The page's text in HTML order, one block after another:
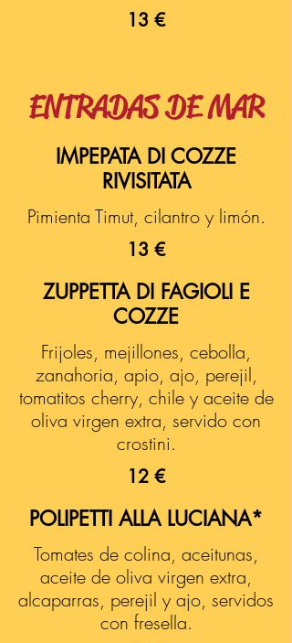
13 €
ENTRADAS DE MAR
IMPEPATA DI COZZE
RIVISITATA
Pimienta Timut, cilantro y limón.
13 €
ZUPPETTA DI FAGIOLI E
COZZE
Frijoles, mejillones, cebolla,
zanahoria, apio, ajo, perejil,
tomatitos cherry, chile y aceite de
oliva virgen extra, servido con
crostini.
12 €
POLIPETTI ALLA LUCIANA*
Tomates de colina, aceitunas,
aceite de oliva virgen extra,
alcaparras, perejil y ajo, servidos
con fresella.